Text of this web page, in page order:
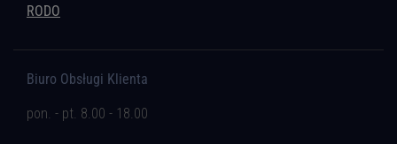
RODO
Biuro Obsługi Klienta
pon. - pt. 8.00 - 18.00